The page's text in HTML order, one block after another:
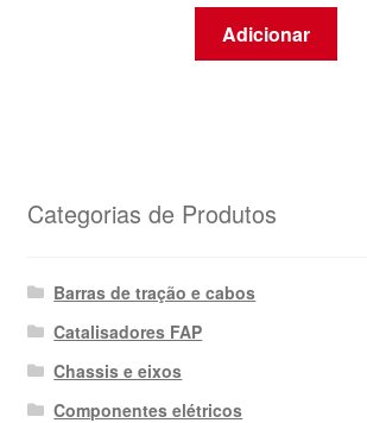
Adicionar
Categorias de Produtos
Barras de tração e cabos
Catalisadores FAP
Chassis e eixos
Componentes elétricos